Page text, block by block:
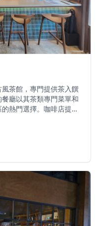
茶館，專門提供茶入饌
廳以其茶類專門菜單和
熱門選擇。咖啡店提供
和配搭小食，均經精心
享受悠閒下午茶時光的
烏龍茶卷蛋等特色料